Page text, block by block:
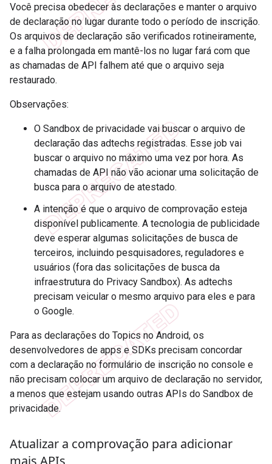
Você precisa obedecer às declarações e manter o arquivo
de declaração no lugar durante todo o período de inscrição.
Os arquivos de declaração são verificados rotineiramente,
e a falha prolongada em mantê-los no lugar fará com que
as chamadas de API falhem até que o arquivo seja
restaurado.
Observações:
O Sandbox de privacidade vai buscar o arquivo de
declaração das adtechs registradas. Esse job vai
buscar o arquivo no máximo uma vez por hora. As
chamadas de API não vão acionar uma solicitação de
busca para o arquivo de atestado.
A intenção é que o arquivo de comprovação esteja
disponível publicamente. A tecnologia de publicidade
deve esperar algumas solicitações de busca de
terceiros, incluindo pesquisadores, reguladores e
usuários (fora das solicitações de busca da
infraestrutura do Privacy Sandbox). As adtechs
precisam veicular o mesmo arquivo para eles e para
o Google.
Para as declarações do Topics no Android, os
desenvolvedores de apps e SDKs precisam concordar
com a declaração no formulário de inscrição no console e
não precisam colocar um arquivo de declaração no servidor,
a menos que estejam usando outras APIs do Sandbox de
privacidade.
Atualizar a comprovação para adicionar
mais APIs